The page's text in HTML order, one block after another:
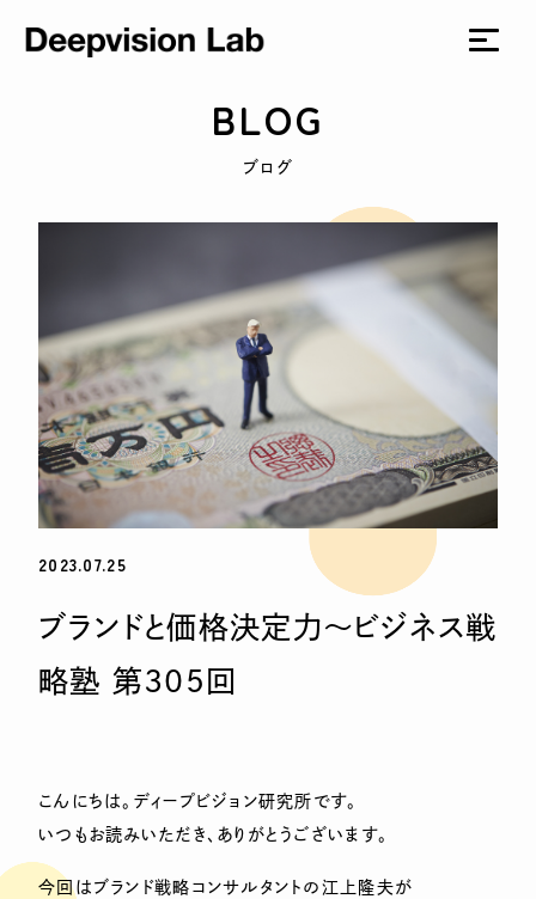
BLOG
ブログ
2023.07.25
ブランドと価格決定力〜ビジネス戦
略塾 第305回
こんにちは。ディープビジョン研究所です。
いつもお読みいただき、ありがとうございます。
今回はブランド戦略コンサルタントの江上隆夫が